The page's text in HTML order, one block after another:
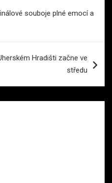
souboje plné emocí a
Hradišti začne ve
středu